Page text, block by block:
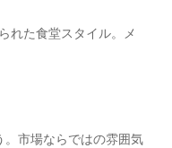
れた食堂スタイル。メ
市場ならではの雰囲気